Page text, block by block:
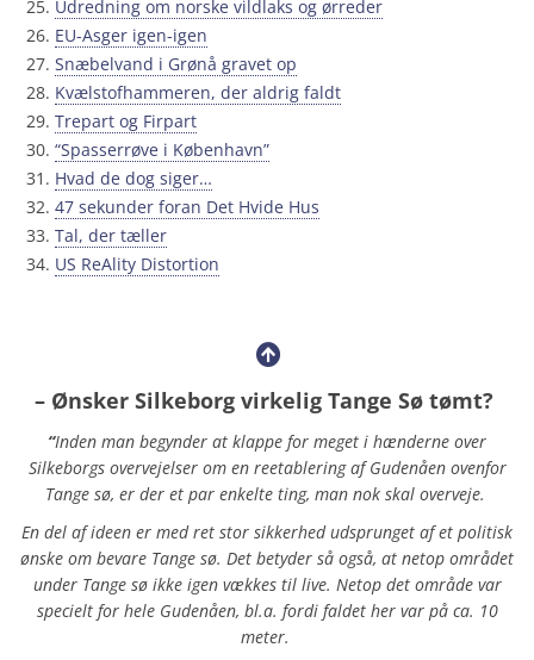
Udredning om norske vildlaks og ørreder
EU-Asger igen-igen
Snæbelvand i Grønå gravet op
Kvælstofhammeren, der aldrig faldt
Trepart og Firpart
“Spasserrøve i København”
Hvad de dog siger…
47 sekunder foran Det Hvide Hus
Tal, der tæller
US ReAlity Distortion
– Ønsker Silkeborg virkelig Tange Sø tømt?
“Inden man begynder at klappe for meget i hænderne over
Silkeborgs overvejelser om en reetablering af Gudenåen ovenfor
Tange sø, er der et par enkelte ting, man nok skal overveje.
En del af ideen er med ret stor sikkerhed udsprunget af et politisk
ønske om bevare Tange sø. Det betyder så også, at netop området
under Tange sø ikke igen vækkes til live. Netop det område var
specielt for hele Gudenåen, bl.a. fordi faldet her var på ca. 10
meter.